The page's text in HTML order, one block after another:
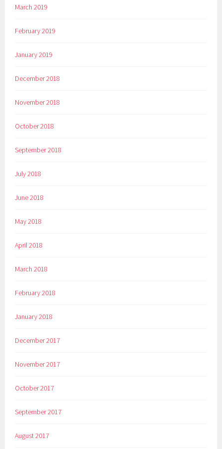
March 2019
February 2019
January 2019
December 2018
November 2018
October 2018
September 2018
July 2018
June 2018
May 2018
April 2018
March 2018
February 2018
January 2018
December 2017
November 2017
October 2017
September 2017
August 2017